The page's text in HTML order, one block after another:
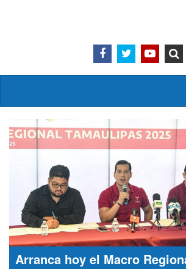
Arranca hoy el Macro